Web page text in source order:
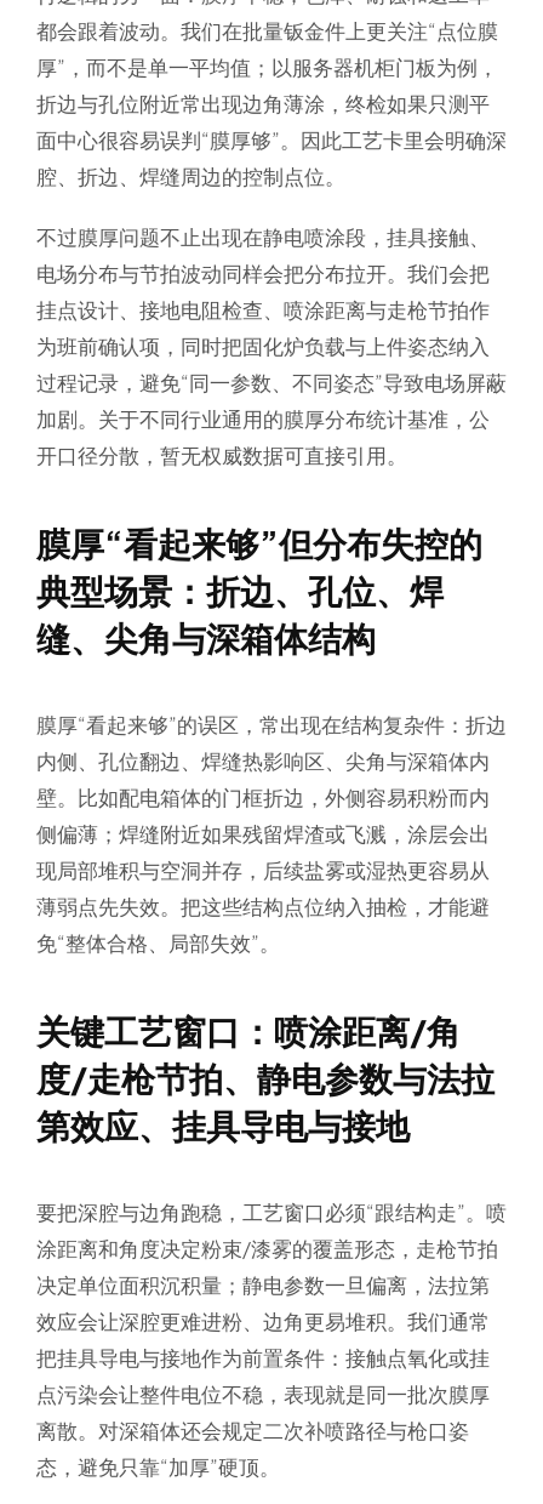
都会跟着波动。我们在批量钣金件上更关注“点位膜
厚”，而不是单一平均值；以服务器机柜门板为例，
折边与孔位附近常出现边角薄涂，终检如果只测平
面中心很容易误判“膜厚够”。因此工艺卡里会明确深
腔、折边、焊缝周边的控制点位。
不过膜厚问题不止出现在静电喷涂段，挂具接触、
电场分布与节拍波动同样会把分布拉开。我们会把
挂点设计、接地电阻检查、喷涂距离与走枪节拍作
为班前确认项，同时把固化炉负载与上件姿态纳入
过程记录，避免“同一参数、不同姿态”导致电场屏蔽
加剧。关于不同行业通用的膜厚分布统计基准，公
开口径分散，暂无权威数据可直接引用。
膜厚“看起来够”但分布失控的
典型场景：折边、孔位、焊
缝、尖角与深箱体结构
膜厚“看起来够”的误区，常出现在结构复杂件：折边
内侧、孔位翻边、焊缝热影响区、尖角与深箱体内
壁。比如配电箱体的门框折边，外侧容易积粉而内
侧偏薄；焊缝附近如果残留焊渣或飞溅，涂层会出
现局部堆积与空洞并存，后续盐雾或湿热更容易从
薄弱点先失效。把这些结构点位纳入抽检，才能避
免“整体合格、局部失效”。
关键工艺窗口：喷涂距离/角
度/走枪节拍、静电参数与法拉
第效应、挂具导电与接地
要把深腔与边角跑稳，工艺窗口必须“跟结构走”。喷
涂距离和角度决定粉束/漆雾的覆盖形态，走枪节拍
决定单位面积沉积量；静电参数一旦偏离，法拉第
效应会让深腔更难进粉、边角更易堆积。我们通常
把挂具导电与接地作为前置条件：接触点氧化或挂
点污染会让整件电位不稳，表现就是同一批次膜厚
离散。对深箱体还会规定二次补喷路径与枪口姿
态，避免只靠“加厚”硬顶。